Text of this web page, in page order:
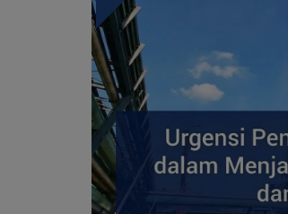
REGULASI
DI
INDONESIA